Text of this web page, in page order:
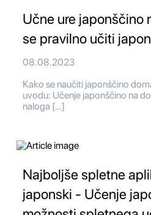
Učne ure japonščino
se pravilno učiti
08.08.2023
Kako se naučiti japonščino
uvodu: Učenje japonščino na
naloga […]
Najboljše spletne
japonski - Učenje